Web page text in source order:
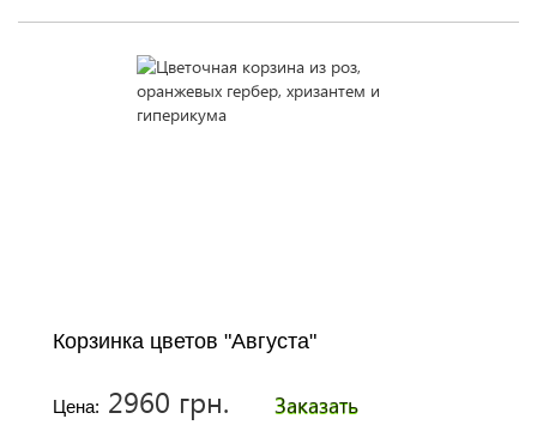
Корзинка цветов "Августа"
Цена: 2960 грн. Заказать